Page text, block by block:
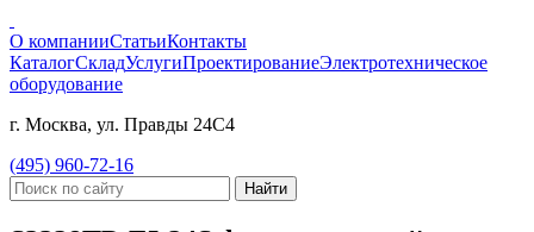
О компанииСтатьиКонтакты
КаталогСкладУслугиПроектированиеЭлектротехническое
оборудование
г. Москва, ул. Правды 24С4
(495) 960-72-16
Найти